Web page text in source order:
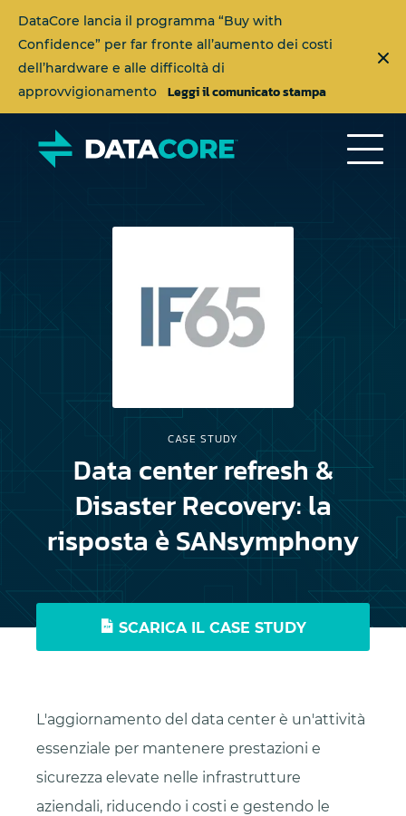
DataCore lancia il programma “Buy with
Confidence” per far fronte all’aumento dei costi
dell’hardware e alle difficoltà di
approvvigionamento
Leggi il comunicato stampa
CASE STUDY
Data center refresh &
Disaster Recovery: la
risposta è SANsymphony
SCARICA IL CASE STUDY
L'aggiornamento del data center è un'attività
essenziale per mantenere prestazioni e
sicurezza elevate nelle infrastrutture
aziendali, riducendo i costi e gestendo le